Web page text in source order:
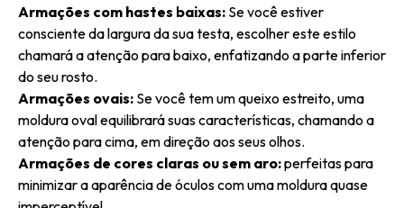
Armações com hastes baixas: Se você estiver
consciente da largura da sua testa, escolher este estilo
chamará a atenção para baixo, enfatizando a parte inferior
do seu rosto.
Armações ovais: Se você tem um queixo estreito, uma
moldura oval equilibrará suas características, chamando a
atenção para cima, em direção aos seus olhos.
Armações de cores claras ou sem aro:perfeitas para
minimizar a aparência de óculos com uma moldura quase